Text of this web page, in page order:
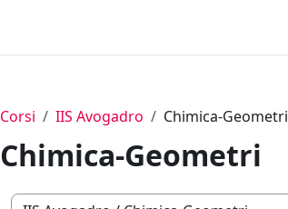
Corsi IIS Avogadro Chimica-Geometri
Chimica-Geometri